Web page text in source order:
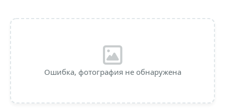
Ошибка, фотография не обнаружена